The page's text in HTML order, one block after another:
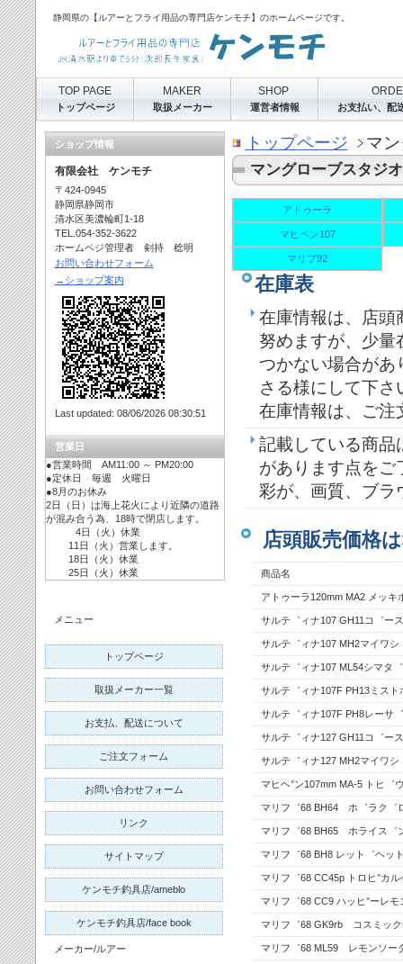
静岡県の【ルアーとフライ用品の専門店ケンモチ】のホームページです。
トップページ マ
マングローブスタジ
アトゥーラ
マヒペン107
マリブ92
在庫表
在庫情報は、店頭
努めますが、少量
つかない場合があ
さる様にして下さ
在庫情報は、ご注
記載している商品
があります点をご
彩が、画質、ブラ
店頭販売価格
商品名
アトゥーラ120mm MA2 メッキ
サルテ゛ィナ107 GH11コ゛ー
サルテ゛ィナ107 MH2マイワシ
サルテ゛ィナ107 ML54シマタ
サルテ゛ィナ107F PH13ミスト
サルテ゛ィナ107F PH8レーサ
サルテ゛ィナ127 GH11コ゛ー
サルテ゛ィナ127 MH2マイワシ
マヒヘ°ン107mm MA-5 トヒ゛
マリフ゛68 BH64 ホ゛ラク゛
マリフ゛68 BH65 ホライス゛
マリフ゛68 BH8 レット゛ヘッ
マリフ゛68 CC45p トロヒ°カ
マリフ゛68 CC9 ハッヒ°ーレモ
マリフ゛68 GK9rb コスミック
マリフ゛68 ML59 レモンソー
TOP PAGE
トップページ
MAKER
取扱メーカー
SHOP
運営者情報 お支払い、配
ショップ情報
有限会社 ケンモチ
〒424-0945
静岡県静岡市
清水区美濃輪町1-18
TEL.054-352-3622
ホームペジ管理者 剣持 稔明
お問い合わせフォーム
→ショップ案内
Last updated: 08/06/2026 08:30:51
営業日
●営業時間 AM11:00 ～ PM20:00
●定休日 毎週 火曜日
●8月のお休み
2日（日）は海上花火により近隣の道路
が混み合う為、18時で閉店します。
4日（火）休業
11日（火）営業します。
18日（火）休業
25日（火）休業
メニュー
トップページ
取扱メーカー一覧
お支払、配送について
ご注文フォーム
お問い合わせフォーム
リンク
サイトマップ
ケンモチ釣具店/ameblo
ケンモチ釣具店/face book
メーカー/ルアー